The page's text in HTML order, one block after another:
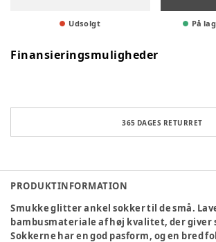
Udsolgt På
Finansieringsmuligheder
365 DAGES RETURRET
PRODUKTINFORMATION
Smukke glitter ankel sokker til de små.
bambusmateriale af høj kvalitet, der giver
Sokkerne har en god pasform, og en bred